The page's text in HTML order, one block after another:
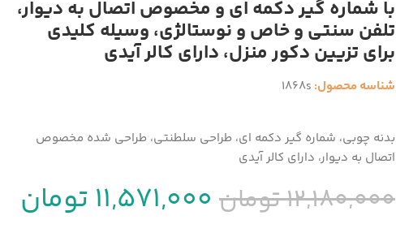
با شماره گیر دکمه ای و مخصوص اتصال به دیوار،
تلفن سنتی و خاص و نوستالژی، وسیله کلیدی
برای تزیین دکور منزل، دارای کالر آیدی
شناسه محصول: 1868‌s
بدنه چوبی، شماره گیر دکمه ای، طراحی سلطنتی، طراحی شده مخصوص
اتصال به دیوار، دارای کالر آیدی
12,180,000 تومان 11,571,000 تومان